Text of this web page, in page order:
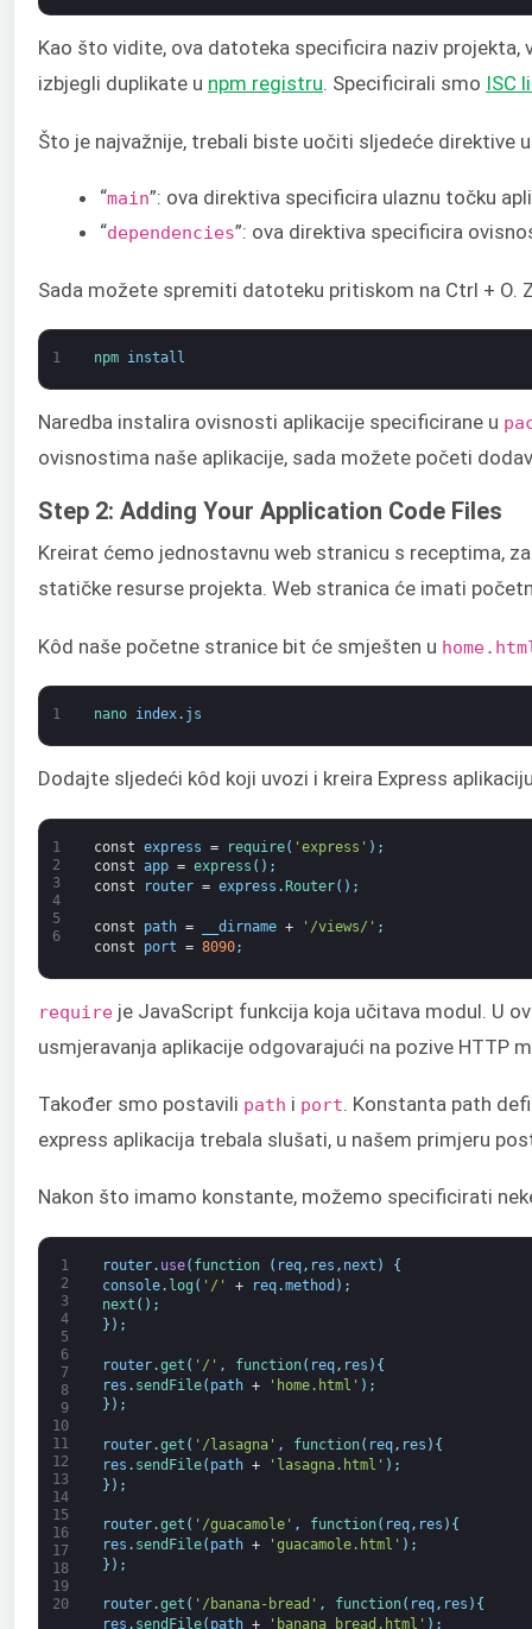
Kao što vidite, ova datoteka specificira naziv
izbjegli duplikate u npm registru. Specificirali smo ISC
Što je najvažnije, trebali biste uočiti sljedeće direktive
“main”: ova direktiva specificira ulaznu točku
“dependencies”: ova direktiva specificira
Sada možete spremiti datoteku pritiskom na Ctrl +
1 npm install
Naredba instalira ovisnosti aplikacije specificirane u
ovisnostima naše aplikacije, sada možete početi
Step 2: Adding Your Application Code Files
Kreirat ćemo jednostavnu web stranicu s receptima,
statičke resurse projekta. Web stranica će imati
Kôd naše početne stranice bit će smješten u
1 nano index. js
Dodajte sljedeći kôd koji uvozi i kreira Express
1
2
3
4
5
6
const express = require( 'express' ) ;
const app = express ( ) ;
const
router = express . Router( ) ;
const path = __dirname + '/views/' ;
const
port = 8090;
require je JavaScript funkcija koja učitava modul. U
usmjeravanja aplikacije odgovarajući na pozive HTTP
Također smo postavili path i port. Konstanta path
express aplikacija trebala slušati, u našem primjeru
Nakon što imamo konstante, možemo specificirati
1
2
3
4
5
6
7
8
9
10
11
12
13
14
15
16
17
18
19
20
router. use( function ( req, res , next )
{
console. log ( '/' + req.method ) ;
next ( ) ;
} ) ;
router.get ( '/' , function( req, res ) {
res . sendFile( path + 'home.html' ) ;
} ) ;
router.get ( '/lasagna' , function( req, res ) {
res . sendFile( path + 'lasagna.html' ) ;
} ) ;
router.get ( '/guacamole' , function( req, res ) {
res . sendFile( path + 'guacamole.html' ) ;
} ) ;
router.get ( '/banana-bread' , function( req, res ) {
res . sendFile( path + 'banana_bread.html' ) ;